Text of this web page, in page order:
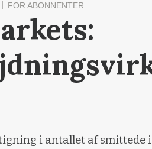
FOR ABONNENTER
i antallet af smittede i